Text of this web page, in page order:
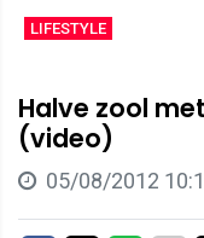
LIFESTYLE
Halve zool
(video)
05/08/2012